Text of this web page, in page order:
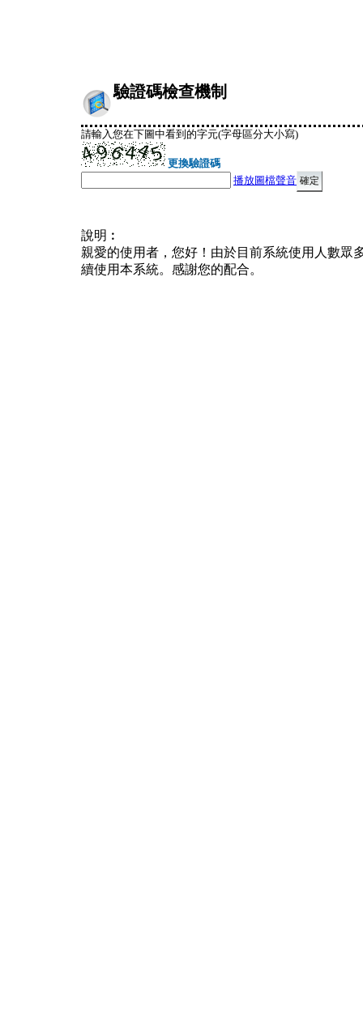
驗證碼檢查機制
請輸入您在下圖中看到的字元(字母區分大小寫)
更換驗證碼
播放圖檔聲音
說明︰
親愛的使用者，您好！由於目前系統使用人數眾
續使用本系統。感謝您的配合。